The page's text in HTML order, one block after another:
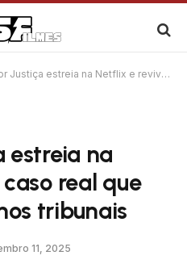
estreia na Netflix e revive caso real que expôs racismo nos tribunais
estreia na
real que
tribunais
11, 2025